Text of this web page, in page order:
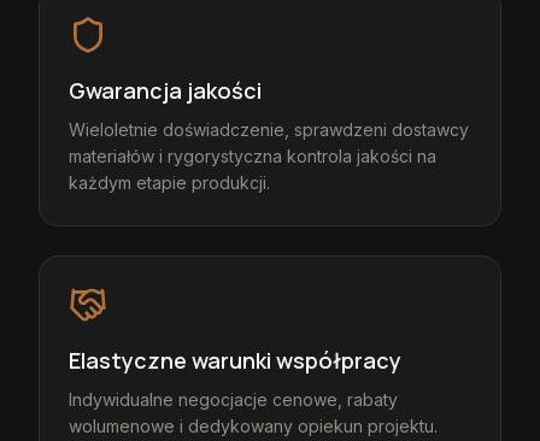
Gwarancja jakości
Wieloletnie doświadczenie, sprawdzeni dostawcy
materiałów i rygorystyczna kontrola jakości na
każdym etapie produkcji.
Elastyczne warunki współpracy
Indywidualne negocjacje cenowe, rabaty
wolumenowe i dedykowany opiekun projektu.